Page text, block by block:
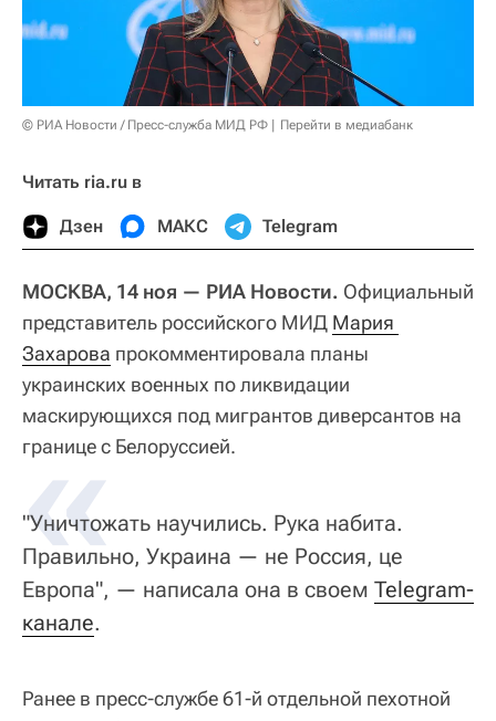
© РИА Новости / Пресс-служба МИД РФ Перейти в медиабанк
Читать ria.ru в
Дзен МАКС Telegram
МОСКВА, 14 ноя — РИА Новости. Официальный
представитель российского МИД Мария
Захарова прокомментировала планы
украинских военных по ликвидации
маскирующихся под мигрантов диверсантов на
границе с Белоруссией.
«
"Уничтожать научились. Рука набита.
Правильно, Украина — не Россия, це
Европа", — написала она в своем Telegram-
канале.
Ранее в пресс-службе 61-й отдельной пехотной